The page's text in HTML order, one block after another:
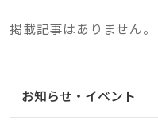
掲載記事はありません。
ゲ
お知らせ・イベント